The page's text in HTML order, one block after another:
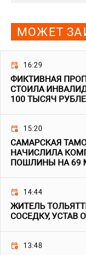
МОЖЕТ
16:29
ФИКТИВНАЯ
СТОИЛА
100 ТЫСЯЧ
15:20
САМАРСКАЯ
НАЧИСЛИЛА
ПОШЛИНЫ НА 69
14:44
ЖИТЕЛЬ
СОСЕДКУ, УСТАВ
13:48